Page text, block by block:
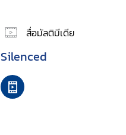
สื่อมัลติมีเดีย
Silenced